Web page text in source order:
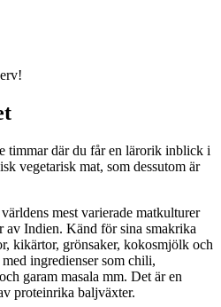
timmar där du får en lärorik inblick i
vegetarisk mat, som dessutom är
mest varierade matkulturer
av Indien. Känd för sina smakrika
kikärtor, grönsaker, kokosmjölk och
ingredienser som chili,
garam masala mm. Det är en
proteinrika baljväxter.